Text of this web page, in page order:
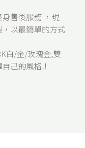
售後服務 ，現
以最簡單的方式
白/金/玫瑰金,雙
自己的風格!!